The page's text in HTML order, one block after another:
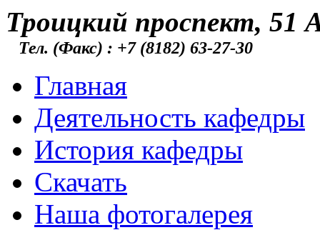
Троицкий проспект, 51
Тел. (Факс) : +7 (8182) 63-27-30
Главная
Деятельность кафедры
История кафедры
Скачать
Наша фотогалерея